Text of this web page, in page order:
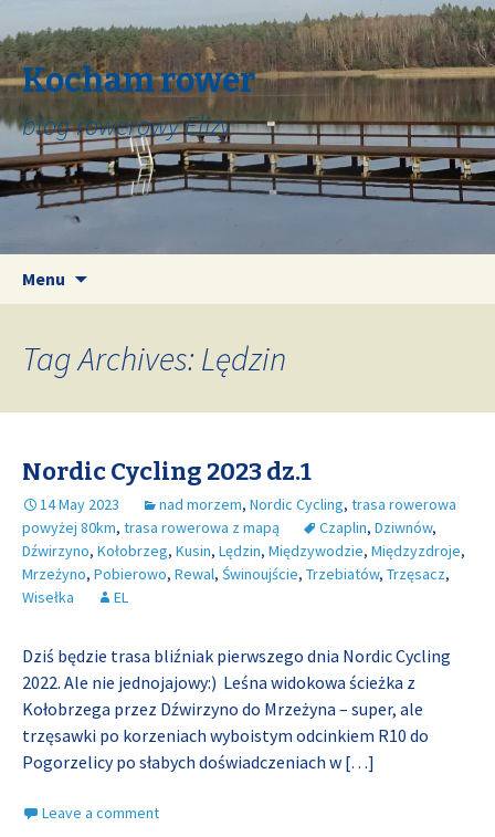
Kocham rower
blog rowerowy Elizy
Menu
Tag Archives: Lędzin
Nordic Cycling 2023 dz.1
14 May 2023 nad morzem, Nordic Cycling, trasa rowerowa
powyżej 80km, trasa rowerowa z mapą Czaplin, Dziwnów,
Dźwirzyno, Kołobrzeg, Kusin, Lędzin, Międzywodzie, Międzyzdroje,
Mrzeżyno, Pobierowo, Rewal, Świnoujście, Trzebiatów, Trzęsacz,
Wisełka
EL
Dziś będzie trasa bliźniak pierwszego dnia Nordic Cycling
2022. Ale nie jednojajowy:) Leśna widokowa ścieżka z
Kołobrzega przez Dźwirzyno do Mrzeżyna – super, ale
trzęsawki po korzeniach wyboistym odcinkiem R10 do
Pogorzelicy po słabych doświadczeniach w […]
Leave a comment